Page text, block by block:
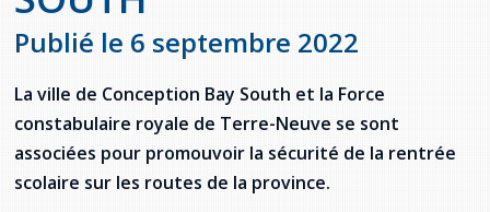
Jeux de la francophonie canadienne
Forum jeunesse pancanadien
Assemblée générale annuelle
Gestes et paroles ambigus
Ressources documentaires
La Charte canadienne des droits et libertés
Lois fréquemment consultées
Offres d'emploi (Secteur Justice)
Législation spéciale Covid-19
L'Aide juridique à Terre-Neuve-et-
Règlement Quiz RVF 2021
Activités
Guide du système de santé à TNL
Offres Actives
Santé mentale et dépendances
Carte des services en français
Publié le 6 septembre 2022
La ville de Conception Bay South et la Force
constabulaire royale de Terre-Neuve se sont
associées pour promouvoir la sécurité de la rentrée
scolaire sur les routes de la province.